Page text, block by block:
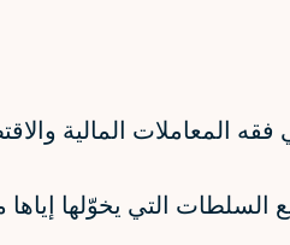
المعاملات المالية
التي يخوّلها إياها